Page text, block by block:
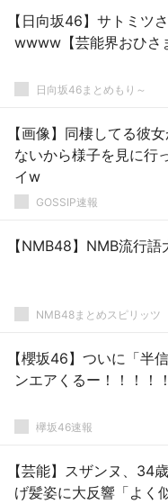
【日向坂46】サトミツ
wwww【芸能界おひさ
日向坂46まとめもり～
【画像】同棲してる彼
ないから様子を見に行
イw
GOSSIP速報
【NMB48】NMB流行
NMB48まとめスピリッツ
【櫻坂46】ついに「半
ンエアくるー！！！！
欅坂46速報
【芸能】スザンヌ、34
げ髪姿に大反響「よく